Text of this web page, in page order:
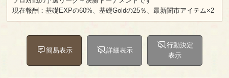
現在報酬：基礎EXPの60%、基礎Goldの25％、最新闇市アイテム×2
簡易表示 詳細表示
行動決定
表示